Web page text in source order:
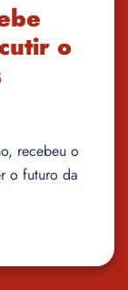
o
recebeu o
o futuro da